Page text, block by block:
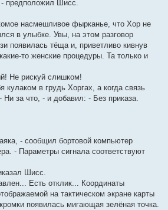
предположил Шисс.
насмешливое фырканье, что Хор не
в улыбке. Увы, на этом разговор
появилась тёща и, приветливо кивнув
то женские процедуры. Та только и
Не рискуй слишком!
кулаком в грудь Хоргах, а когда связь
за что, - и добавил: - Без приказа.
- сообщил бортовой компьютер
- Параметры сигнала соответствуют
Шисс.
Есть отклик... Координаты
на тактическом экране карты
появилась мигающая зелёная точка.